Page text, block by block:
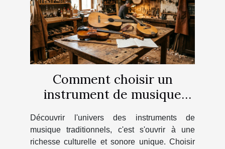
Comment choisir un
instrument de musique
traditionnel adapté à votre
style ?
Découvrir l'univers des instruments de
musique traditionnels, c'est s'ouvrir à une
richesse culturelle et sonore unique. Choisir